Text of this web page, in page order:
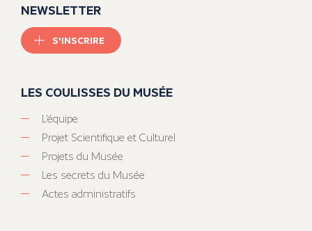
NEWSLETTER
S'INSCRIRE
LES COULISSES DU MUSÉE
L’équipe
Projet Scientifique et Culturel
Projets du Musée
Les secrets du Musée
Actes administratifs